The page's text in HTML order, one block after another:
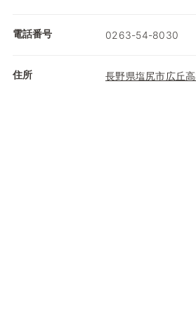
電話番号 0263-54-8030
住所 長野県塩尻市広丘